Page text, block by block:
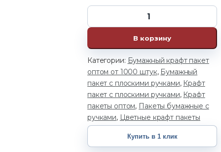
В корзину
Категории: Бумажный крафт пакет
оптом от 1000 штук, Бумажный
пакет с плоскими ручками, Крафт
пакет с плоскими ручками, Крафт
пакеты оптом, Пакеты бумажные с
ручками, Цветные крафт пакеты
Купить в 1 клик